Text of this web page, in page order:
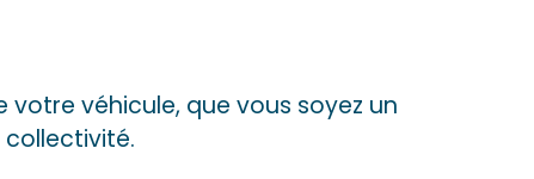
véhicule, que vous soyez un